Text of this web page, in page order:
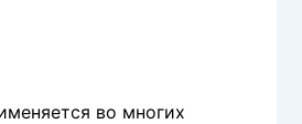
во многих